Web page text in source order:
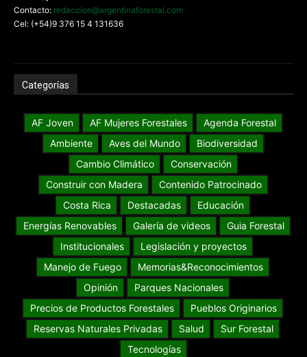
Contacto: redaccion@argentinaforestal.com
Cel: (+54)9 376 15 4 131636
Categorías
AF Joven AF Mujeres Forestales
Agenda Forestal
Ambiente
Aves del Mundo
Biodiversidad
Cambio Climático
Conservación
Construir con Madera
Contenido Patrocinado
Costa Rica
Destacadas
Educación
Energías Renovables
Galería de videos
Guia Forestal
Institucionales
Legislación y proyectos
Manejo de Fuego
Memorias&Reconocimientos
Opinión
Parques Nacionales
Precios de Productos Forestales
Pueblos Originarios
Reservas Naturales Privadas
Salud
Sur Forestal
Tecnologías